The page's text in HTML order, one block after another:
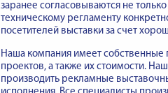
заранее согласовываются не
техническому регламенту
посетителей выставки за счет
Наша компания имеет собственные
проектов, а также их стоимости.
производить рекламные